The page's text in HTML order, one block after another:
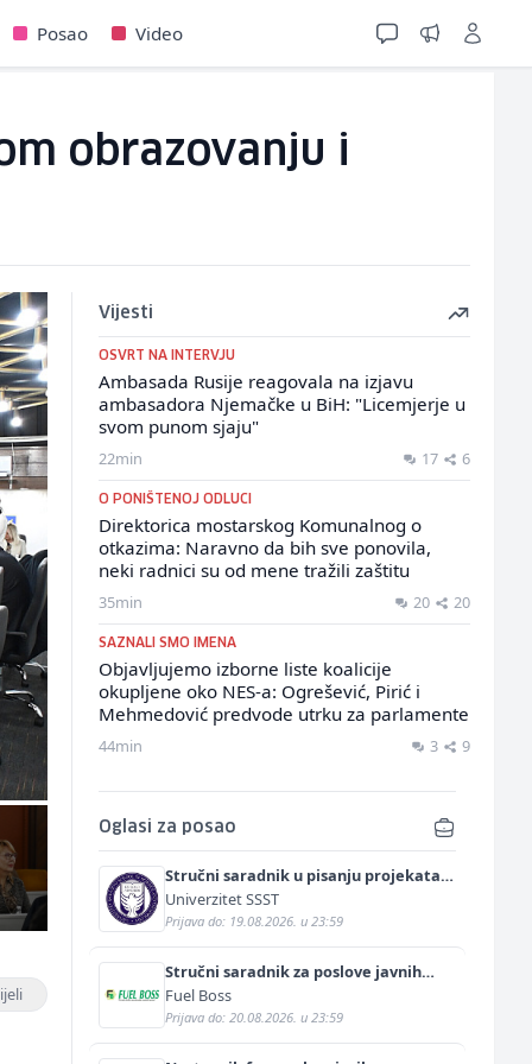
Posao Video
obrazovanju i
Vijesti
OSVRT NA INTERVJU
Ambasada Rusije reagovala na izjavu
ambasadora Njemačke u BiH: "Licemjerje u
svom punom sjaju"
22min 17 6
O PONIŠTENOJ ODLUCI
Direktorica mostarskog Komunalnog o
otkazima: Naravno da bih sve ponovila,
neki radnici su od mene tražili zaštitu
35min 20 20
SAZNALI SMO IMENA
Objavljujemo izborne liste koalicije
okupljene oko NES-a: Ogrešević, Pirić i
Mehmedović predvode utrku za parlamente
44min 3 9
Oglasi za posao
Stručni saradnik u pisanju projekata
(m/ž)
Univerzitet SSST
Prijava do: 19.08.2026. u 23:59
Stručni saradnik za poslove javnih
nabavki (m/ž)
Fuel Boss
Prijava do: 20.08.2026. u 23:59